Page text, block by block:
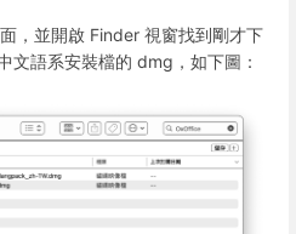
，並開啟 Finder 視窗找到剛才下
語系安裝檔的 dmg，如下圖：